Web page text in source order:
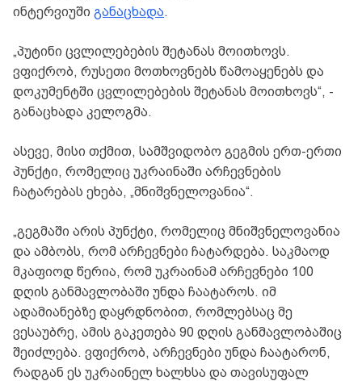
ინტერვიუში განაცხადა.
„პუტინი ცვლილებების შეტანას მოითხოვს.
ვფიქრობ, რუსეთი მოთხოვნებს წამოაყენებს და
დოკუმენტში ცვლილებების შეტანას მოითხოვს“, -
განაცხადა კელოგმა.
ასევე, მისი თქმით, სამშვიდობო გეგმის ერთ-ერთი
პუნქტი, რომელიც უკრაინაში არჩევნების
ჩატარებას ეხება, „მნიშვნელოვანია“.
„გეგმაში არის პუნქტი, რომელიც მნიშვნელოვანია
და ამბობს, რომ არჩევნები ჩატარდება. საკმაოდ
მკაფიოდ წერია, რომ უკრაინამ არჩევნები 100
დღის განმავლობაში უნდა ჩაატაროს. იმ
ადამიანებზე დაყრდნობით, რომლებსაც მე
ვესაუბრე, ამის გაკეთება 90 დღის განმავლობაშიც
შეიძლება. ვფიქრობ, არჩევნები უნდა ჩაატარონ,
რადგან ეს უკრაინელ ხალხსა და თავისუფალ